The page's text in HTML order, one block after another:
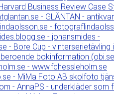
Business Review Case
- GLÄNTAN -
-
- johansmides -
- Bore Cup - vinterserietävling
bokinformation
- www.fchessleholm.se
- MiMa Foto AB skolfoto
- AnnaPS - underkläder